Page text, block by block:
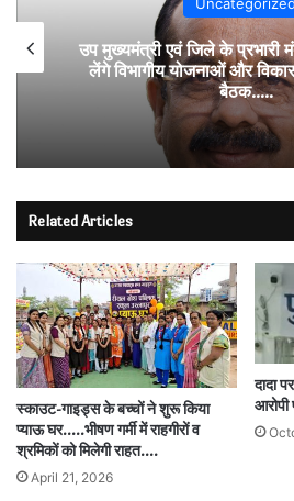
उप मुख्यमंत्री एवं जिले के प्रभारी
लेंगे विभागीय योजनाओं और विकास
बैठक…..
Related Articles
स्काउट-गाइड्स के बच्चों ने शुरू किया
प्याऊ घर…..भीषण गर्मी में राहगीरों व
श्रमिकों को मिलेगी राहत….
April 21, 2026
दादा
आरोपी